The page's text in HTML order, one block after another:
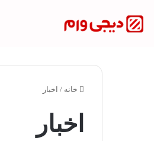
خانه / اخبار
اخبار